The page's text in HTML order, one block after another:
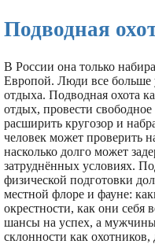
Подводная
В России она только
Европой. Люди все больше
отдыха. Подводная охота
отдых, провести
расширить кругозор и
человек может проверить
насколько долго может
затруднённых условиях.
физической подготовки
местной флоре и фауне:
окрестности, как они себя
шансы на успех, а
склонности как охотников,